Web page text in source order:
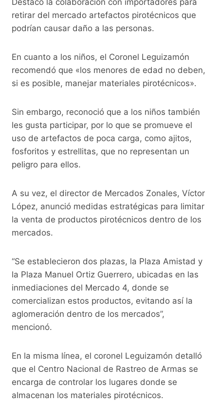
Destacó la colaboración con importadores para
retirar del mercado artefactos pirotécnicos que
podrían causar daño a las personas.
En cuanto a los niños, el Coronel Leguizamón
recomendó que «los menores de edad no deben,
si es posible, manejar materiales pirotécnicos».
Sin embargo, reconoció que a los niños también
les gusta participar, por lo que se promueve el
uso de artefactos de poca carga, como ajitos,
fosforitos y estrellitas, que no representan un
peligro para ellos.
A su vez, el director de Mercados Zonales, Víctor
López, anunció medidas estratégicas para limitar
la venta de productos pirotécnicos dentro de los
mercados.
“Se establecieron dos plazas, la Plaza Amistad y
la Plaza Manuel Ortiz Guerrero, ubicadas en las
inmediaciones del Mercado 4, donde se
comercializan estos productos, evitando así la
aglomeración dentro de los mercados”,
mencionó.
En la misma línea, el coronel Leguizamón detalló
que el Centro Nacional de Rastreo de Armas se
encarga de controlar los lugares donde se
almacenan los materiales pirotécnicos.